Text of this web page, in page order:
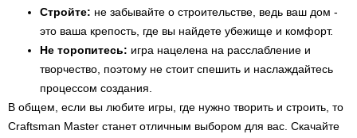
Стройте: не забывайте о строительстве, ведь ваш дом -
это ваша крепость, где вы найдете убежище и комфорт.
Не торопитесь: игра нацелена на расслабление и
творчество, поэтому не стоит спешить и наслаждайтесь
процессом создания.
В общем, если вы любите игры, где нужно творить и строить, то
Craftsman Master станет отличным выбором для вас. Скачайте